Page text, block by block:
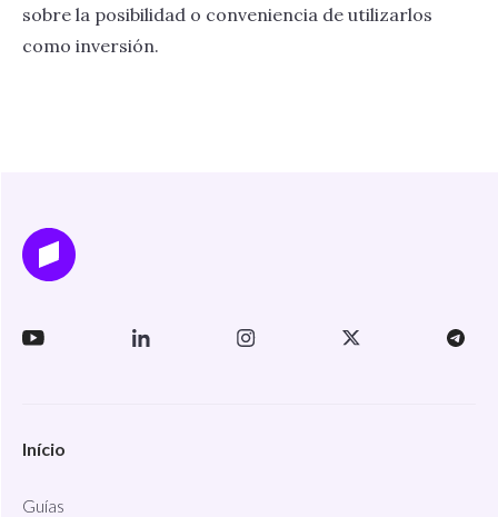
sobre la posibilidad o conveniencia de utilizarlos
como inversión.
Início
Guías